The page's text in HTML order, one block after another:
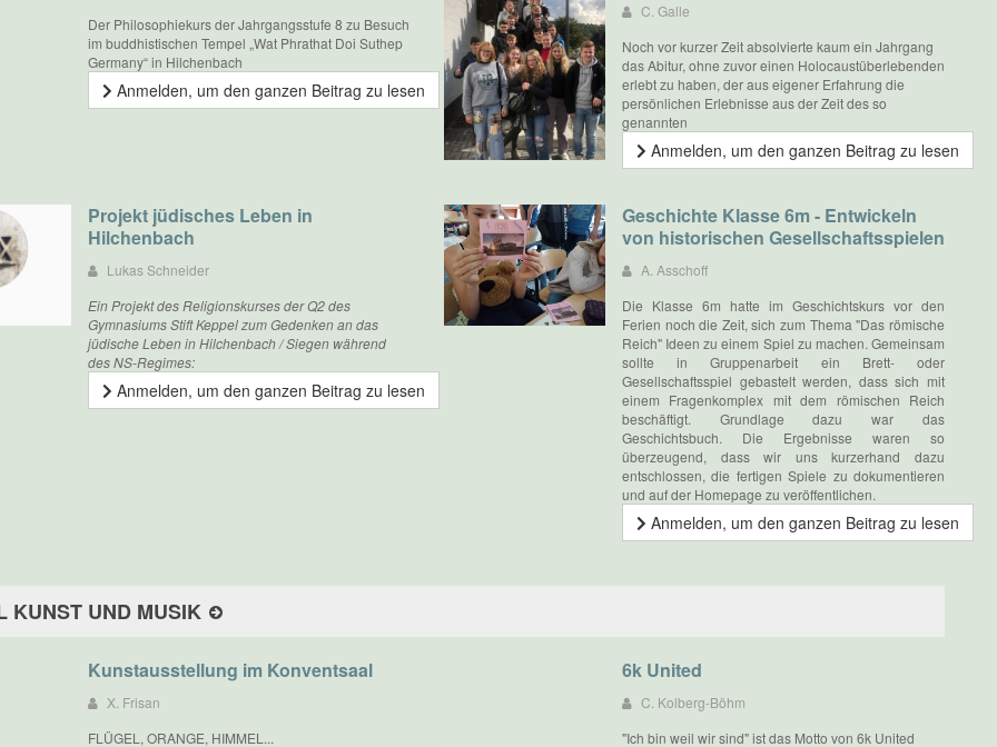
Der Philosophiekurs der Jahrgangsstufe 8 zu Besuch
im buddhistischen Tempel „Wat Phrathat Doi Suthep
Germany“ in Hilchenbach
Anmelden, um den ganzen Beitrag zu lesen
C. Galle
Noch vor kurzer Zeit absolvierte kaum ein Jahrgang
das Abitur, ohne zuvor einen Holocaustüberlebenden
erlebt zu haben, der aus eigener Erfahrung die
persönlichen Erlebnisse aus der Zeit des so
genannten
Anmelden, um den ganzen Beitrag zu lesen
Projekt jüdisches Leben in
Hilchenbach
Lukas Schneider
Ein Projekt des Religionskurses der Q2 des
Gymnasiums Stift Keppel zum Gedenken an das
jüdische Leben in Hilchenbach / Siegen während
des NS-Regimes:
Anmelden, um den ganzen Beitrag zu lesen
Geschichte Klasse 6m - Entwickeln
von historischen Gesellschaftsspielen
A. Asschoff
Die Klasse 6m hatte im Geschichtskurs vor den
Ferien noch die Zeit, sich zum Thema "Das römische
Reich" Ideen zu einem Spiel zu machen. Gemeinsam
sollte in Gruppenarbeit ein Brett- oder
Gesellschaftsspiel gebastelt werden, dass sich mit
einem Fragenkomplex mit dem römischen Reich
beschäftigt. Grundlage dazu war das
Geschichtsbuch. Die Ergebnisse waren so
überzeugend, dass wir uns kurzerhand dazu
entschlossen, die fertigen Spiele zu dokumentieren
und auf der Homepage zu veröffentlichen.
Anmelden, um den ganzen Beitrag zu lesen
KUNST UND MUSIK
Kunstausstellung im Konventsaal
X. Frisan
FLÜGEL, ORANGE, HIMMEL...
6k United
C. Kolberg-Böhm
"Ich bin weil wir sind" ist das Motto von 6k United